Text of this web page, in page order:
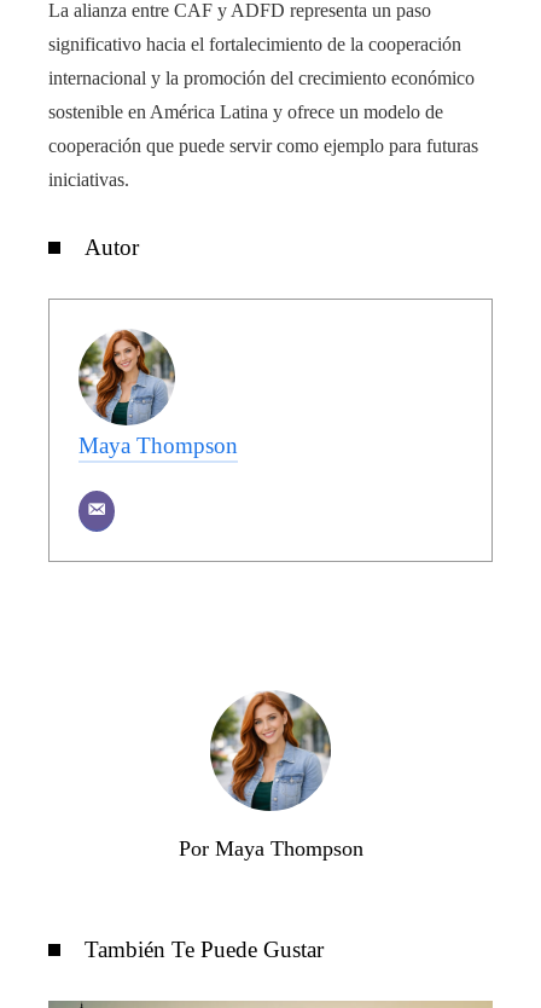
La alianza entre CAF y ADFD representa un paso
significativo hacia el fortalecimiento de la cooperación
internacional y la promoción del crecimiento económico
sostenible en América Latina y ofrece un modelo de
cooperación que puede servir como ejemplo para futuras
iniciativas.
Autor
Maya Thompson
Por Maya Thompson
También Te Puede Gustar